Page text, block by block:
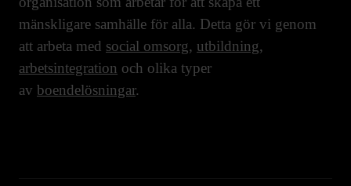
mänskligare samhälle för alla. Detta gör vi genom
att arbeta med social omsorg, utbildning,
arbetsintegration och olika typer
av boendelösningar.